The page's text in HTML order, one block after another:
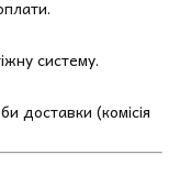
систему.
доставки (комісія